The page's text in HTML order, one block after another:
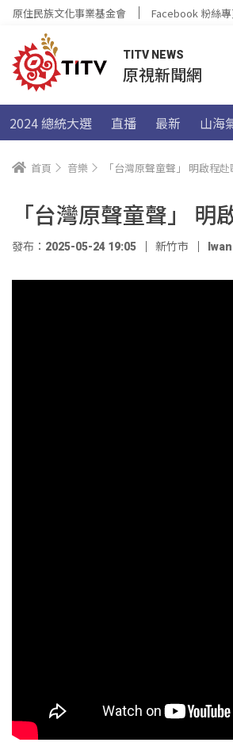
原住民族文化事業基金會 Facebook 粉絲
TITV NEWS
原視新聞網
2024 總統大選 直播 最新 山海
首頁 音樂 「台灣原聲童聲」 明啟程
「台灣原聲童聲」
發布：2025-05-24 19:05 新竹市